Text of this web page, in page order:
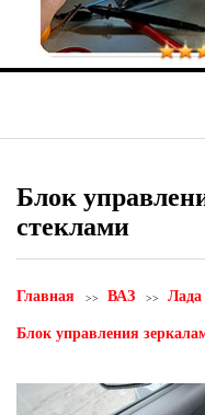
Блок
стеклами
Главная ВАЗ
Блок управления